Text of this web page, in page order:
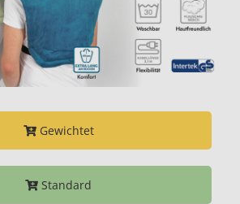
Gewichtet
Standard